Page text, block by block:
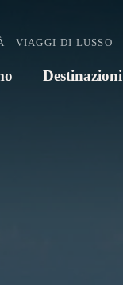
VIAGGI DI LUSSO
Destinazioni